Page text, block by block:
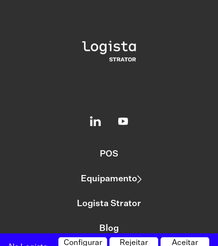
POS
Equipamento
Logista Strator
Blog
Aceitar
Rejeitar
Configurar